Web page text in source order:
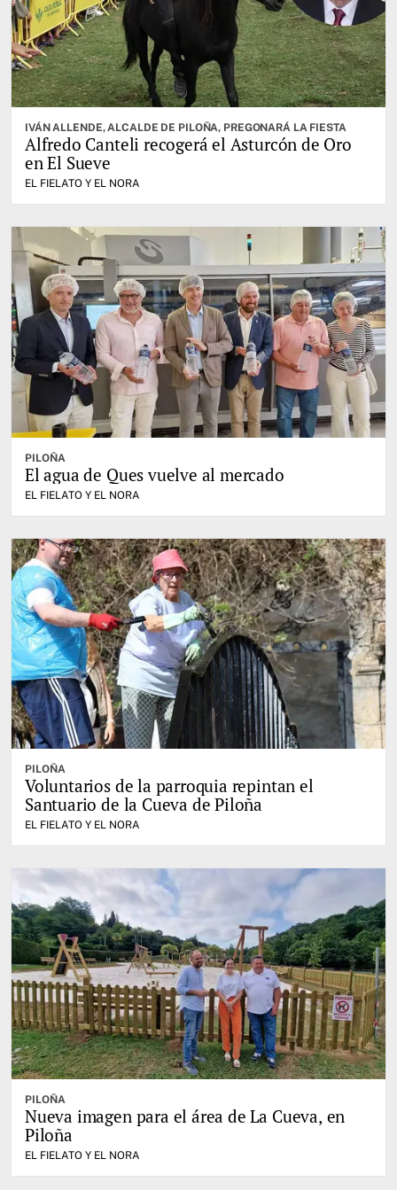
IVÁN ALLENDE, ALCALDE DE PILOÑA, PREGONARÁ LA FIESTA
Alfredo Canteli recogerá el Asturcón de Oro
en El Sueve
EL FIELATO Y EL NORA
PILOÑA
El agua de Ques vuelve al mercado
EL FIELATO Y EL NORA
PILOÑA
Voluntarios de la parroquia repintan el
Santuario de la Cueva de Piloña
EL FIELATO Y EL NORA
PILOÑA
Nueva imagen para el área de La Cueva, en
Piloña
EL FIELATO Y EL NORA